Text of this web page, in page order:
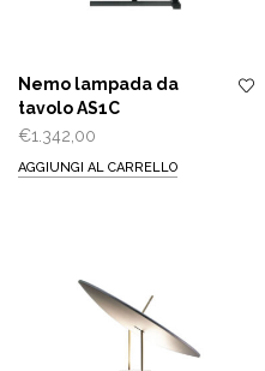
Nemo lampada da
tavolo AS1C
€1.342,00
AGGIUNGI AL CARRELLO